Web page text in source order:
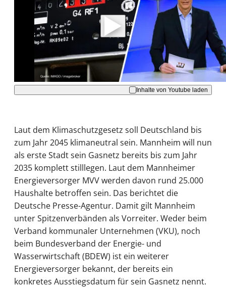
Mit der Wiedergabe dieses Videos werden
Daten an Youtube übertragen.
Hinweise dazu erhalten Sie in derDatenschutzerklärung
Akzeptieren
Inhalte von Youtube laden
Laut dem Klimaschutzgesetz soll Deutschland bis
zum Jahr 2045 klimaneutral sein. Mannheim will nun
als erste Stadt sein Gasnetz bereits bis zum Jahr
2035 komplett stilllegen. Laut dem Mannheimer
Energieversorger MVV werden davon rund 25.000
Haushalte betroffen sein. Das berichtet die
Deutsche Presse-Agentur. Damit gilt Mannheim
unter Spitzenverbänden als Vorreiter. Weder beim
Verband kommunaler Unternehmen (VKU), noch
beim Bundesverband der Energie- und
Wasserwirtschaft (BDEW) ist ein weiterer
Energieversorger bekannt, der bereits ein
konkretes Ausstiegsdatum für sein Gasnetz nennt.